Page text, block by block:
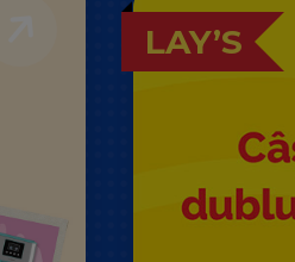
LAY’S